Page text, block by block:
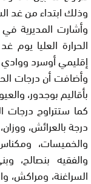
وذلك ابتداء من غد
وأشارت المديرية
إقليمي أوسرد
بأقاليم بوجدور،
درجة بالعرائش،
والخميسات،
والفقيه بنصالح،
السراغنة، ومراكش،